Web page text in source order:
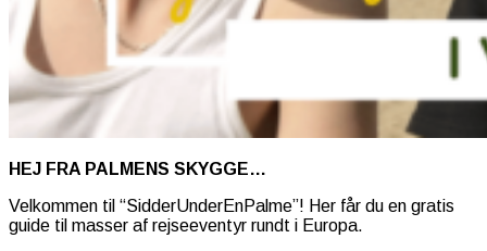
HEJ FRA PALMENS SKYGGE…
Velkommen til “SidderUnderEnPalme”! Her får du en gratis
guide til masser af rejseeventyr rundt i Europa.